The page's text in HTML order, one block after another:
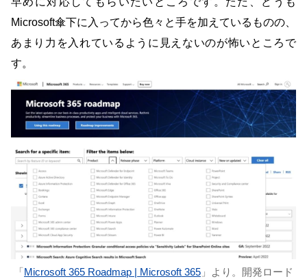
Microsoft傘下に入ってから色々と手を加えているものの、
あまり力を入れているように見えないのが怖いところで
す。
「Microsoft 365 Roadmap | Microsoft 365 」より。開発ロード